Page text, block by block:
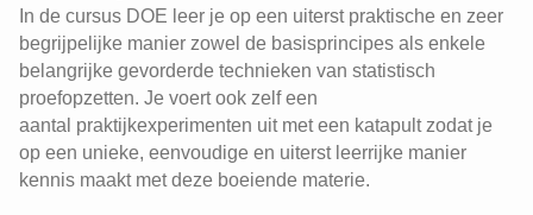
In de cursus DOE leer je op een uiterst praktische en zeer
begrijpelijke manier zowel de basisprincipes als enkele
belangrijke gevorderde technieken van statistisch
proefopzetten. Je voert ook zelf een
aantal praktijkexperimenten uit met een katapult zodat je
op een unieke, eenvoudige en uiterst leerrijke manier
kennis maakt met deze boeiende materie.